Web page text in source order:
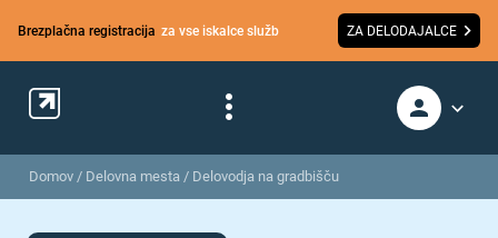
Brezplačna registracija za vse iskalce služb ZA DELODAJALCE
Domov / Delovna mesta / Delovodja na gradbišču